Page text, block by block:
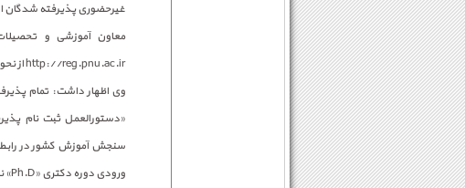
غیرحضوری پذیرفته شدگان از تاریخ ۴ اسفند لغایت ۵
معاون آموزشی و
http://reg.pnu.ac.ir از نحوه نام نویسی آگاهی یابند.
وی اظهار داشت: تمام
«دستورالعمل ثبت نام
سنجش آموزش کشور در
ورودی‌ دوره دکتری «Ph.D» نیمه‌متمرکز سال ۱۳۹۴» مراجعه کنند.